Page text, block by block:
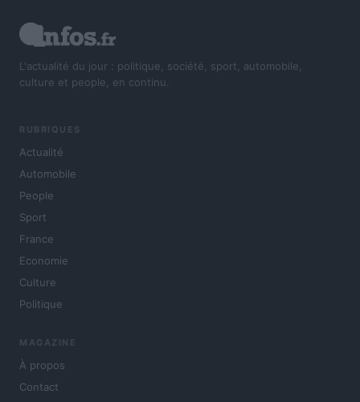
L'actualité du jour : politique, société, sport, automobile,
culture et people, en continu.
RUBRIQUES
Actualité
Automobile
People
Sport
France
Economie
Culture
Politique
MAGAZINE
À propos
Contact